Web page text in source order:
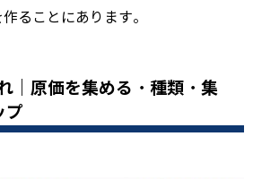
ることにあります。
｜原価を集める・種類・集
プ